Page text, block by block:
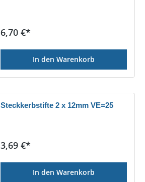
Regulärer Preis:
6,70 €*
In den Warenkorb
Steckkerbstifte 2 x 12mm VE=25
Regulärer Preis:
3,69 €*
In den Warenkorb